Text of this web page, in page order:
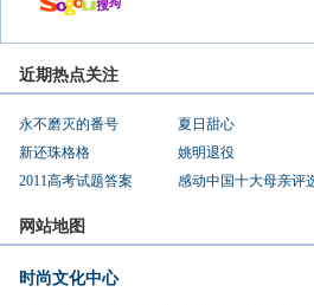
近期热点关注
永不磨灭的番号 夏日甜心
新还珠格格
姚明退役
2011高考试题答案
感动中国十大母亲评
网站地图
时尚文化中心